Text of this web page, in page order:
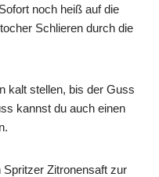
noch heiß auf die
Schlieren durch die
kalt stellen, bis der Guss
kannst du auch einen
Zitronensaft zur